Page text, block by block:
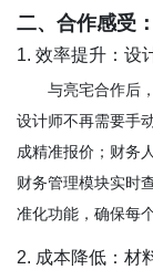
二、合作感受
1. 效率提升：设
与亮宅合作后
设计师不再需要手
成精准报价；财务
财务管理模块实时
准化功能，确保每
2. 成本降低：材